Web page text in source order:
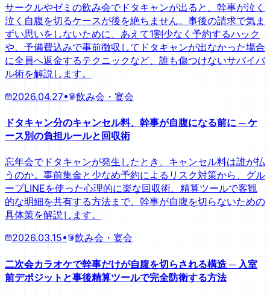
サークルやゼミの飲み会でドタキャンが出ると、幹事が泣く
泣く自腹を切るケースが後を絶ちません。事後の請求で気ま
ずい思いをしないために、あえて1割少なく予約するハック
や、予備費込みで事前徴収してドタキャンが出なかった場合
に全員へ返金するテクニックなど、誰も傷つけないサバイバ
ル術を解説します。
2026.04.27• 飲み会・宴会
ドタキャン分のキャンセル料、幹事が自腹になる前に ─ ケ
ース別の負担ルールと回収術
忘年会でドタキャンが発生したとき、キャンセル料は誰が払
うのか。事前集金と少なめ予約によるリスク対策から、グル
ープLINEを使った心理的に楽な回収術、精算ツールで客観
的な明細を共有する方法まで、幹事が自腹を切らないための
具体策を解説します。
2026.03.15• 飲み会・宴会
二次会カラオケで幹事だけが自腹を切らされる構造 ─ 入室
前デポジットと事後精算ツールで完全防衛する方法